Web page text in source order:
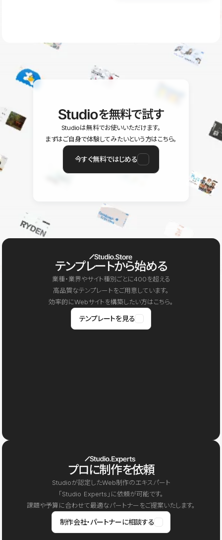
ユーザー同士で質問・相談できるコミュニティもご利用ください。
を無料で試す
Studioは無料でお使いいただけます。
まずはご自身で体験してみたいという方はこちら。
今すぐ無料ではじめる
テンプレートから始める
業種・業界やサイト種別ごとに400を超える
高品質なテンプレートをご用意しています。
効率的にWebサイトを構築したい方はこちら。
テンプレートを見る
プロに制作を依頼
Studioが認定したWeb制作のエキスパート
「Studio Experts」に依頼が可能です。
課題や予算に合わせて最適なパートナーをご提案いたします。
制作会社・パートナーに相談する